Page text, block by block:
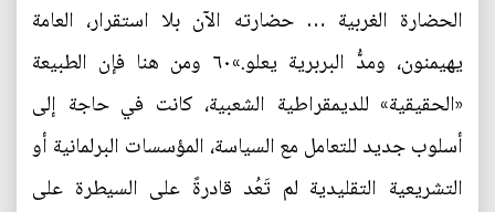
الحضارة الغربية … حضارته الآن بلا استقرار، العامة
يهيمنون، ومدُّ البربرية يعلو.»٦٠ ومن هنا فإن الطبيعة
«الحقيقية» للديمقراطية الشعبية، كانت في حاجة إلى
أسلوب جديد للتعامل مع السياسة، المؤسسات البرلمانية أو
التشريعية التقليدية لم تَعُد قادرةً على السيطرة على